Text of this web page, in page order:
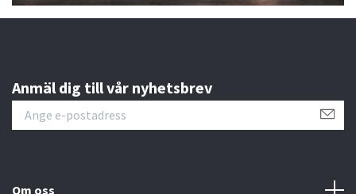
Anmäl dig till vår nyhetsbrev
Om oss